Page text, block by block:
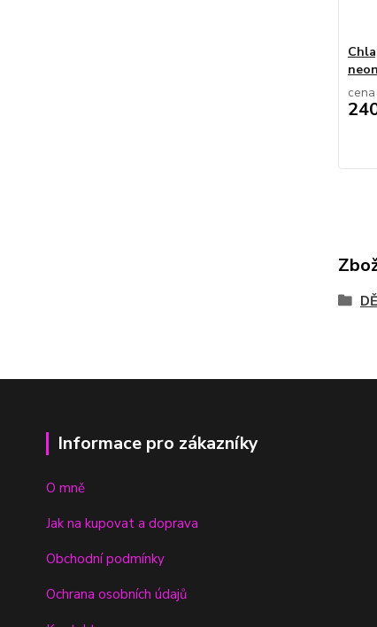
Informace pro zákazníky
O mně
Jak na kupovat a doprava
Obchodní podmínky
Ochrana osobních údajů